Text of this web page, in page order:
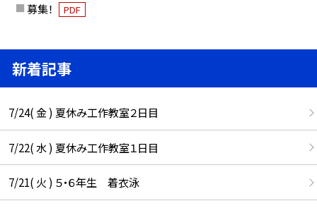
募集！ PDF
新着記事
7/24( 金 ) 夏休み工作教室２日目
7/22( 水 ) 夏休み工作教室１日目
7/21( 火 ) ５・６年生 着衣泳